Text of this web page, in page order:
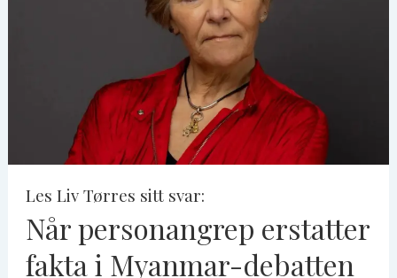
Les Liv Tørres sitt svar:
Når personangrep erstatter
fakta i Myanmar-debatten